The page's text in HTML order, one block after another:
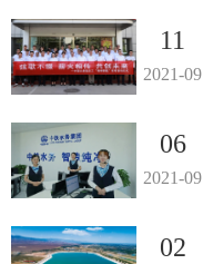
11
2021-09
06
2021-09
02